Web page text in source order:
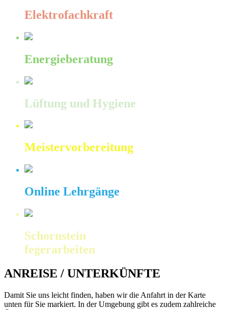
Elektrofachkraft
Energieberatung
Lüftung und Hygiene
Meistervorbereitung
Online Lehrgänge
Schornstein
fegerarbeiten
ANREISE / UNTERKÜNFTE
Damit Sie uns leicht finden, haben wir die Anfahrt in der Karte
unten für Sie markiert. In der Umgebung gibt es zudem zahlreiche